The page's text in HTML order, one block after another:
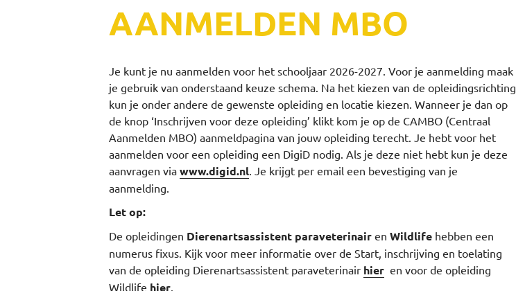
AANMELDEN MBO
Je kunt je nu aanmelden voor het schooljaar 2026-2027. Voor je aanmelding maak
je gebruik van onderstaand keuze schema. Na het kiezen van de opleidingsrichting
kun je onder andere de gewenste opleiding en locatie kiezen. Wanneer je dan op
de knop ‘Inschrijven voor deze opleiding’ klikt kom je op de CAMBO (Centraal
Aanmelden MBO) aanmeldpagina van jouw opleiding terecht. Je hebt voor het
aanmelden voor een opleiding een DigiD nodig. Als je deze niet hebt kun je deze
aanvragen via www.digid.nl. Je krijgt per email een bevestiging van je
aanmelding.
Let op:
De opleidingen Dierenartsassistent paraveterinair en Wildlife hebben een
numerus fixus. Kijk voor meer informatie over de Start, inschrijving en toelating
van de opleiding Dierenartsassistent paraveterinair hier en voor de opleiding
Wildlife hier.